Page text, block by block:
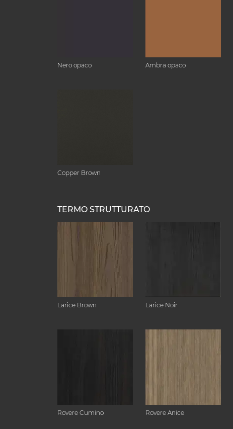
Nero opaco Ambra opaco
Copper Brown
TERMO STRUTTURATO
Larice Brown Larice Noir
Rovere Cumino Rovere Anice